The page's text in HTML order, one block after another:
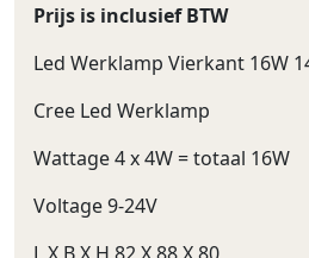
Prijs is inclusief BTW
Led Werklamp Vierkant 16W
Cree Led Werklamp
Wattage 4 x 4W = totaal 16W
Voltage 9-24V
L X B X H 82 X 88 X 80